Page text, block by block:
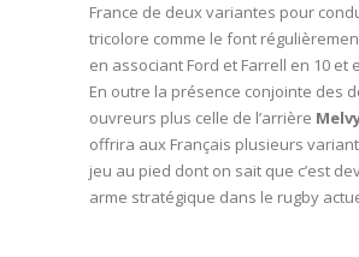
France de deux variantes pour
tricolore comme le font
en associant Ford et Farrell en 10 et
En outre la présence conjointe des
ouvreurs plus celle de l’arrière
offrira aux Français plusieurs
jeu au pied dont on sait que c’est
arme stratégique dans le rugby